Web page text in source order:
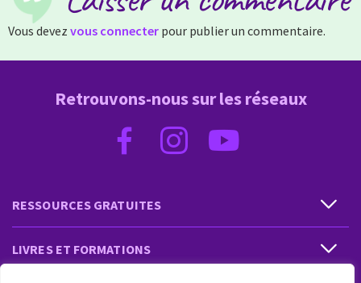
Vous devez vous connecter pour publier un commentaire.
RESSOURCES GRATUITES
LIVRES ET FORMATIONS
Retrouvons-nous sur les réseaux